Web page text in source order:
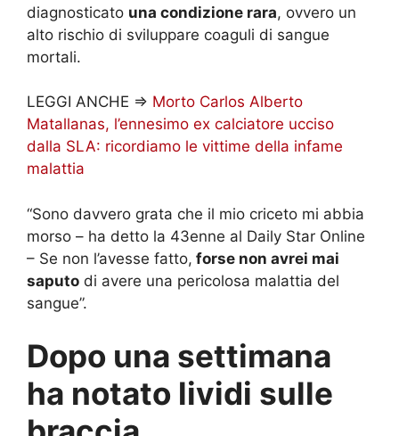
diagnosticato una condizione rara, ovvero un
alto rischio di sviluppare coaguli di sangue
mortali.
LEGGI ANCHE => Morto Carlos Alberto
Matallanas, l’ennesimo ex calciatore ucciso
dalla SLA: ricordiamo le vittime della infame
malattia
“Sono davvero grata che il mio criceto mi abbia
morso – ha detto la 43enne al Daily Star Online
– Se non l’avesse fatto, forse non avrei mai
saputo di avere una pericolosa malattia del
sangue”.
Dopo una settimana
ha notato lividi sulle